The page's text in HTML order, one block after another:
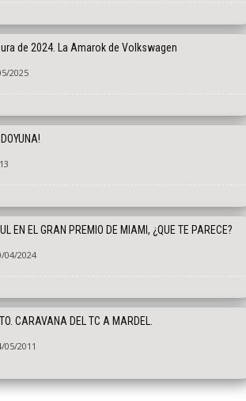
de 2024. La Amarok de Volkswagen
2025
EN EL GRAN PREMIO DE MIAMI, ¿QUE TE PARECE?
04/2024
CARAVANA DEL TC A MARDEL.
05/2011